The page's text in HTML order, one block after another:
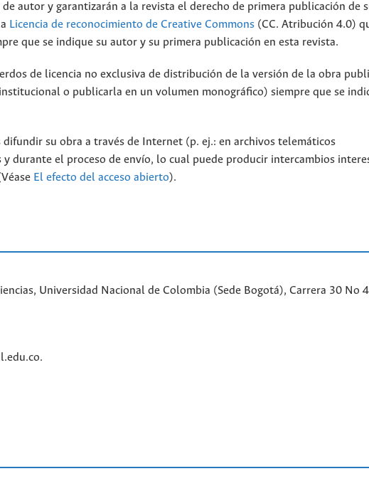
autor y garantizarán a la revista el derecho de primera publicación de
Licencia de reconocimiento de Creative Commons (CC. Atribución 4.0)
que se indique su autor y su primera publicación en esta revista.
de licencia no exclusiva de distribución de la versión de la obra
o publicarla en un volumen monográfico) siempre que se
su obra a través de Internet (p. ej.: en archivos telemáticos
durante el proceso de envío, lo cual puede producir intercambios
El efecto del acceso abierto).
Universidad Nacional de Colombia (Sede Bogotá), Carrera 30